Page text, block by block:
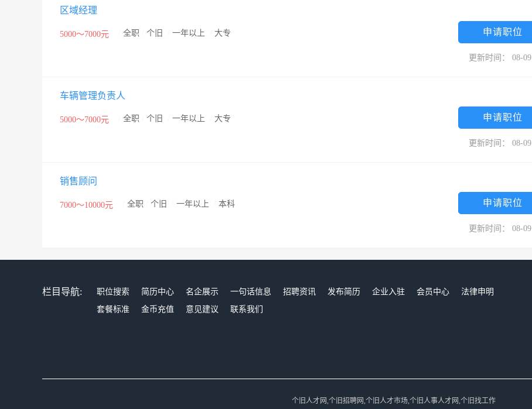
区域经理
5000～7000元 全职 个旧 一年以上 大专 申请职位
更新时间： 08-09
车辆管理负责人
5000～7000元 全职 个旧 一年以上 大专 申请职位
更新时间： 08-09
销售顾问
7000～10000元 全职 个旧 一年以上 本科 申请职位
更新时间： 08-09
栏目导航: 职位搜索 简历中心 名企展示 一句话信息 招聘资讯 发布简历 企业入驻 会员中心
法律申明
套餐标准
金币充值 意见建议 联系我们
个旧人才网,个旧招聘网,个旧人才市场,个旧人事人才网,个旧找工作